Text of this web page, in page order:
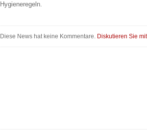
Hygieneregeln.
Diese News hat keine Kommentare. Diskutieren Sie mit.